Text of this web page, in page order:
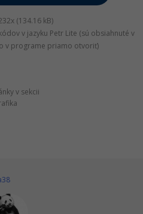
(134.16 kB)
v jazyku Petr Lite (sú obsiahnuté v
v programe priamo otvoriť)
v sekcii